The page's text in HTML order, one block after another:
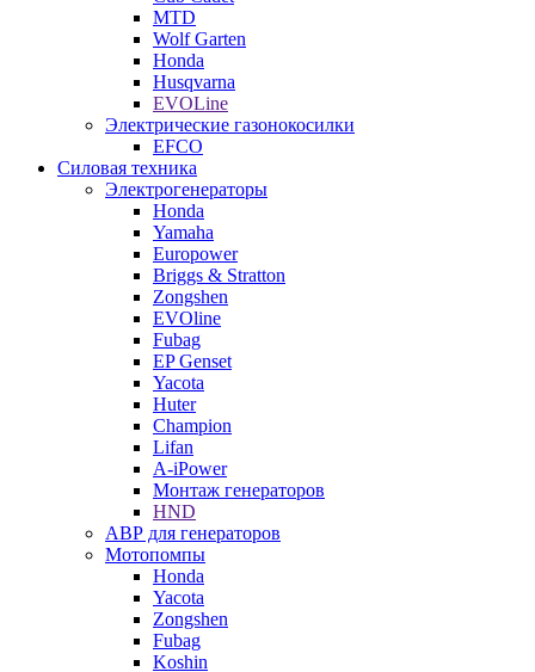
MTD
Wolf Garten
Honda
Husqvarna
EVOLine
Электрические газонокосилки
EFCO
Силовая техника
Электрогенераторы
Honda
Yamaha
Europower
Briggs & Stratton
Zongshen
EVOline
Fubag
EP Genset
Yacota
Huter
Champion
Lifan
A-iPower
Монтаж генераторов
HND
АВР для генераторов
Мотопомпы
Honda
Yacota
Zongshen
Fubag
Koshin